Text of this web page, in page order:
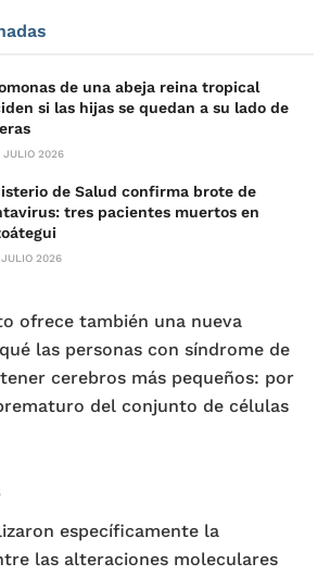
de una abeja reina tropical
si las hijas se quedan a su lado de
JULIO 2026
de Salud confirma brote de
tres pacientes muertos en
JULIO 2026
ofrece también una nueva
las personas con síndrome de
cerebros más pequeños: por
del conjunto de células
específicamente la
las alteraciones moleculares